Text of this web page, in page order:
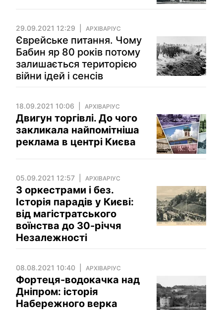
29.09.2021 12:29 АРХІВАРІУС
Єврейське питання. Чому
Бабин яр 80 років потому
залишається територією
війни ідей і сенсів
18.09.2021 10:06 АРХІВАРІУС
Двигун торгівлі. До чого
закликала найпомітніша
реклама в центрі Києва
05.09.2021 12:57 АРХІВАРІУС
З оркестрами і без.
Історія парадів у Києві:
від магістратського
воїнства до 30-річчя
Незалежності
08.08.2021 10:40 АРХІВАРІУС
Фортеця-водокачка над
Дніпром: історія
Набережного верка